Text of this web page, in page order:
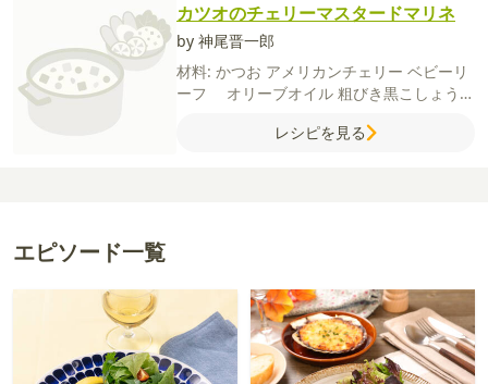
カツオのチェリーマスタードマリネ
by 神尾晋一郎
材料: かつお アメリカンチェリー ベビーリ
ーフ オリーブオイル 粗びき黒こしょう
和風だし（顆粒）レシピを見る
エピソード一覧